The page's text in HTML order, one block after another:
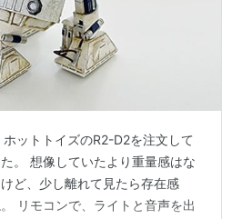
ットトイズのR2-D2を注文して
。 想像していたより重量感はな
ど、少し離れて見たら存在感
リモコンで、ライトと音声を出